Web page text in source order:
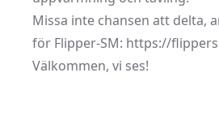
Missa inte chansen att delta,
för Flipper-SM: https://
Välkommen, vi ses!